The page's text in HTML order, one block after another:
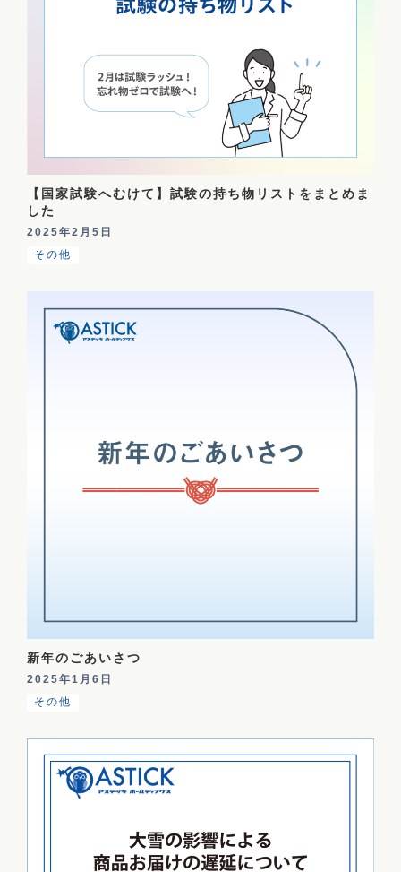
【国家試験へむけて】試験の持ち物リストをまとめま
した
2025年2月5日
その他
新年のごあいさつ
2025年1月6日
その他